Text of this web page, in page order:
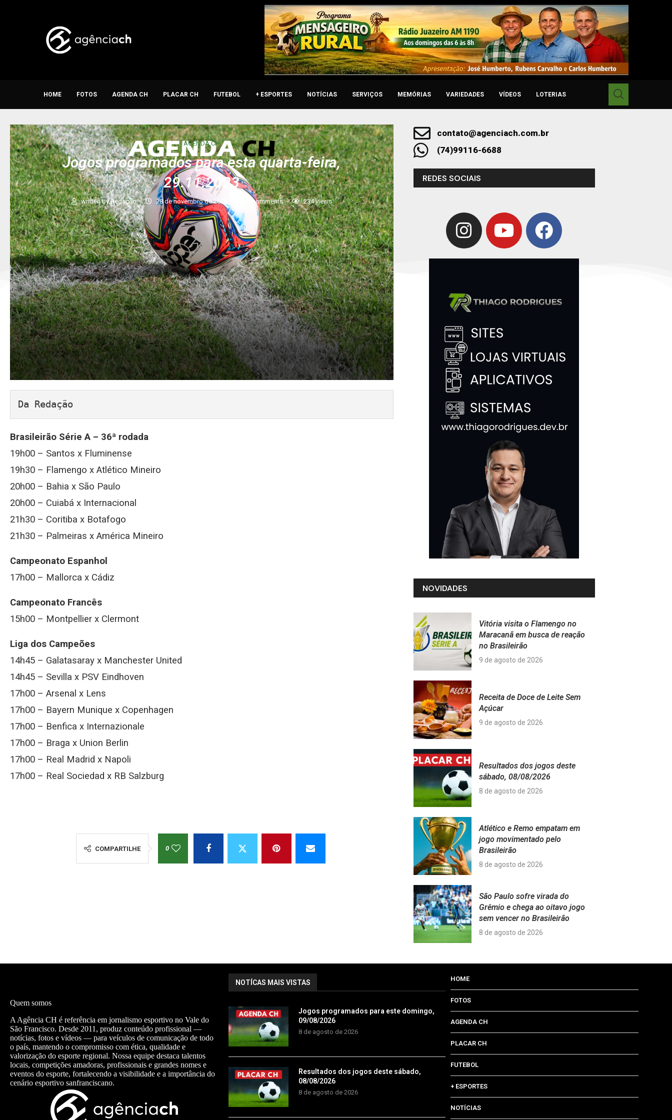
HOME FOTOS AGENDA CH PLACAR CH FUTEBOL + ESPORTES NOTÍCIAS SERVIÇOS MEMÓRIAS VARIEDADES VÍDEOS LOTERIAS
AGENDA CH
Jogos programados para esta quarta-feira,
29.11.2023
written byRedação 28 de novembro de 2023 0 comments 234views
Da Redação
Brasileirão Série A – 36ª rodada
19h00 – Santos x Fluminense
19h30 – Flamengo x Atlético Mineiro
20h00 – Bahia x São Paulo
20h00 – Cuiabá x Internacional
21h30 – Coritiba x Botafogo
21h30 – Palmeiras x América Mineiro
Campeonato Espanhol
17h00 – Mallorca x Cádiz
Campeonato Francês
15h00 – Montpellier x Clermont
Liga dos Campeões
14h45 – Galatasaray x Manchester United
14h45 – Sevilla x PSV Eindhoven
17h00 – Arsenal x Lens
17h00 – Bayern Munique x Copenhagen
17h00 – Benfica x Internazionale
17h00 – Braga x Union Berlin
17h00 – Real Madrid x Napoli
17h00 – Real Sociedad x RB Salzburg
COMPARTILHE 0
contato@agenciach.com.br
(74)99116-6688
REDES SOCIAIS
NOVIDADES
Vitória visita o Flamengo no
Maracanã em busca de reação
no Brasileirão
9 de agosto de 2026
Receita de Doce de Leite Sem
Açúcar
9 de agosto de 2026
Resultados dos jogos deste
sábado, 08/08/2026
8 de agosto de 2026
Atlético e Remo empatam em
jogo movimentado pelo
Brasileirão
8 de agosto de 2026
São Paulo sofre virada do
Grêmio e chega ao oitavo jogo
sem vencer no Brasileirão
8 de agosto de 2026
Quem somos
A Agência CH é referência em jornalismo esportivo no Vale do
São Francisco. Desde 2011, produz conteúdo profissional —
notícias, fotos e vídeos — para veículos de comunicação de todo
o país, mantendo o compromisso com ética, qualidade e
valorização do esporte regional. Nossa equipe destaca talentos
locais, competições amadoras, profissionais e grandes nomes e
eventos do esporte, fortalecendo a visibilidade e a importância do
cenário esportivo sanfranciscano.
NOTÍCAS MAIS VISTAS
Jogos programados para este domingo,
09/08/2026
8 de agosto de 2026
Resultados dos jogos deste sábado,
08/08/2026
8 de agosto de 2026
HOME
FOTOS
AGENDA CH
PLACAR CH
FUTEBOL
+ ESPORTES
NOTÍCIAS